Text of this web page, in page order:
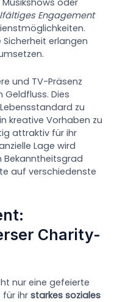
oder
Engagement
erlangen
und TV-Präsenz
Dies
zu
kreative Vorhaben zu
attraktiv für ihr
Lage wird
Bekanntheitsgrad
auf verschiedenste
Charity-
nur eine gefeierte
für ihrstarkes soziales